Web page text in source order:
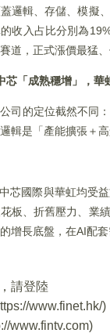
邏輯、存儲、模擬
收入占比分別為
道，正式漲價最猛
芯「成熟穩增」，華
司的定位截然不同
輯是「產能擴張＋
芯國際與華虹均受
板、折舊壓力、業
增長底盤，在AI配
請登陸
www.finet.hk/)
www.fintv.com)